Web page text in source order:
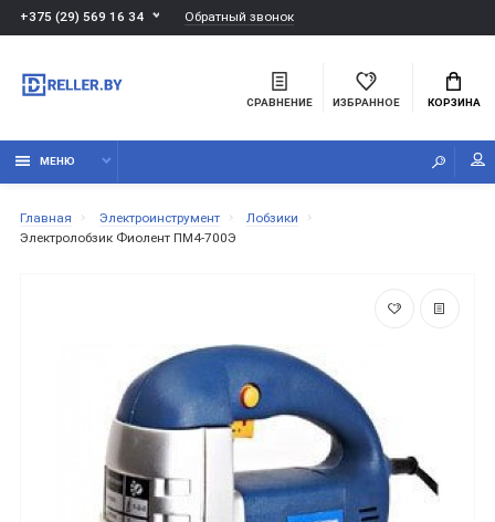
+375 (29) 569 16 34 Обратный звонок
СРАВНЕНИЕ ИЗБРАННОЕ КОРЗИНА
МЕНЮ
Главная Электроинструмент
Лобзики
Электролобзик Фиолент ПМ4-700Э